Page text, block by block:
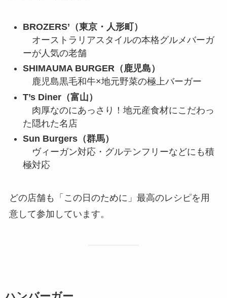
BROZERS’（東京・人形町）
オーストラリアスタイルの本格グルメバーガ
ーが人気の老舗
SHIMAUMA BURGER（鹿児島）
鹿児島黒毛和牛×地元野菜の極上バーガー
T’s Diner（富山）
肉厚なのにあっさり！地元産食材にこだわっ
た隠れた名店
Sun Burgers（群馬）
ヴィーガン対応・グルテンフリーなどにも積
極対応
どの店舗も「この日のために」最高のレシピを用
意して参加しています。